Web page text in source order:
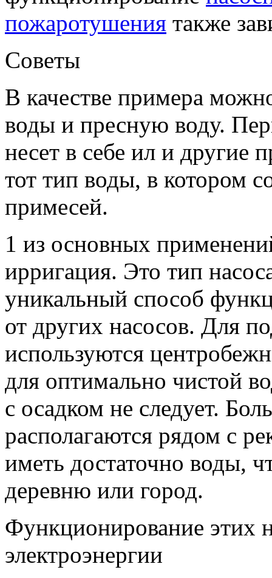
пожаротушения также
Советы
В качестве примера
воды и пресную воду.
несет в себе ил и другие
тот тип воды, в котором
примесей.
1 из основных
ирригация. Это тип
уникальный способ
от других насосов. Для
используются
для оптимально чистой
с осадком не следует.
располагаются рядом с
иметь достаточно воды,
деревню или город.
Функционирование этих
электроэнергии